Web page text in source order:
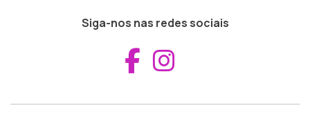
Siga-nos nas redes sociais
Aceder ao